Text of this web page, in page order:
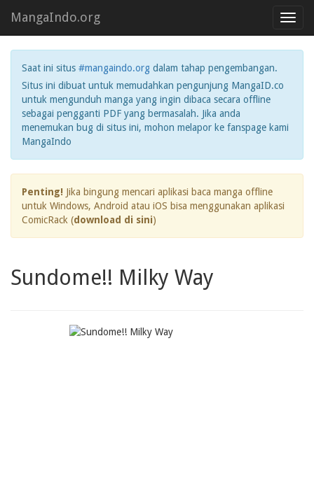
MangaIndo.org
Saat ini situs #mangaindo.org dalam tahap pengembangan.
Situs ini dibuat untuk memudahkan pengunjung MangaID.co
untuk mengunduh manga yang ingin dibaca secara offline
sebagai pengganti PDF yang bermasalah. Jika anda
menemukan bug di situs ini, mohon melapor ke fanspage kami
MangaIndo
Penting! Jika bingung mencari aplikasi baca manga offline
untuk Windows, Android atau iOS bisa menggunakan aplikasi
ComicRack (download di sini)
Sundome!! Milky Way